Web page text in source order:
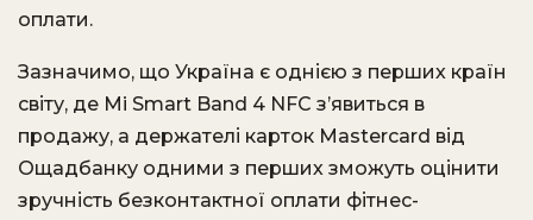
оплати.
Зазначимо, що Україна є однією з перших країн
світу, де Mi Smart Band 4 NFC з’явиться в
продажу, а держателі карток Mastercard від
Ощадбанку одними з перших зможуть оцінити
зручність безконтактної оплати фітнес-